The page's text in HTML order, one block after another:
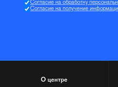
Согласие на обработку
Согласие на получение
О центре